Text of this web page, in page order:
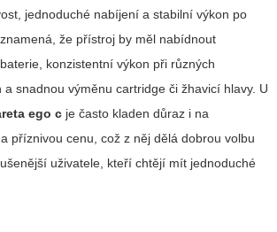
jednoduché nabíjení a stabilní výkon po
že přístroj by měl nabídnout
konzistentní výkon při různých
a snadnou výměnu cartridge či žhavicí hlavy. U
ego c je často kladen důraz i na
příznivou cenu, což z něj dělá dobrou volbu
uživatele, kteří chtějí mít jednoduché